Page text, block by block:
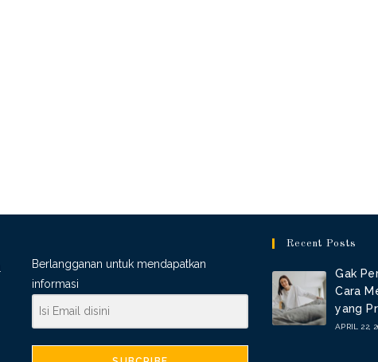
Berlangganan untuk mendapatkan
informasi
Recent Posts
Gak
Cara
yang
APRIL 22,